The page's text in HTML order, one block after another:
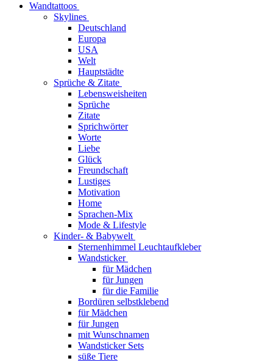
Wandtattoos
Skylines
Deutschland
Europa
USA
Welt
Hauptstädte
Sprüche & Zitate
Lebensweisheiten
Sprüche
Zitate
Sprichwörter
Worte
Liebe
Glück
Freundschaft
Lustiges
Motivation
Home
Sprachen-Mix
Mode & Lifestyle
Kinder- & Babywelt
Sternenhimmel Leuchtaufkleber
Wandsticker
für Mädchen
für Jungen
für die Familie
Bordüren selbstklebend
für Mädchen
für Jungen
mit Wunschnamen
Wandsticker Sets
süße Tiere